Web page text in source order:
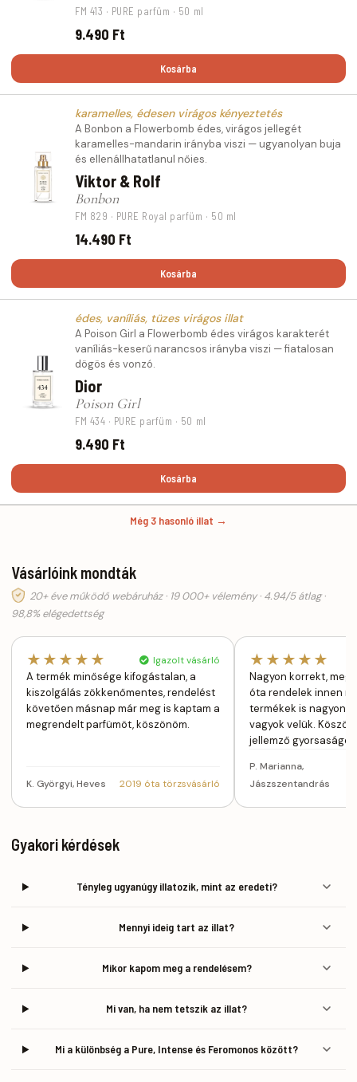
FM 413 · PURE parfüm · 50 ml
9.490 Ft
Kosárba
karamelles, édesen virágos kényeztetés
A Bonbon a Flowerbomb édes, virágos jellegét
karamelles-mandarin irányba viszi — ugyanolyan buja
és ellenállhatatlanul nőies.
Viktor & Rolf
Bonbon
FM 829 · PURE Royal parfüm · 50 ml
14.490 Ft
Kosárba
édes, vaníliás, tüzes virágos illat
A Poison Girl a Flowerbomb édes virágos karakterét
vaníliás-keserű narancsos irányba viszi — fiatalosan
dögös és vonzó.
Dior
Poison Girl
FM 434 · PURE parfüm · 50 ml
9.490 Ft
Kosárba
Még 3 hasonló illat →
Vásárlóink mondták
20+ éve működő webáruház · 19 000+ vélemény · 4.94/5 átlag ·
98,8% elégedettség
★★★★★ Igazolt vásárló
A termék minősége kifogástalan, a
kiszolgálás zökkenőmentes, rendelést
követően másnap már meg is kaptam a
megrendelt parfümöt, köszönöm.
K. Györgyi, Heves 2019 óta törzsvásárló
★★★★★
Nagyon korrekt,
óta rendelek innen
termékek is nagyon
vagyok velük.
jellemző
P. Marianna,
Jászszentandrás
Gyakori kérdések
Tényleg ugyanúgy illatozik, mint az eredeti?
Mennyi ideig tart az illat?
Mikor kapom meg a rendelésem?
Mi van, ha nem tetszik az illat?
Mi a különbség a Pure, Intense és Feromonos között?